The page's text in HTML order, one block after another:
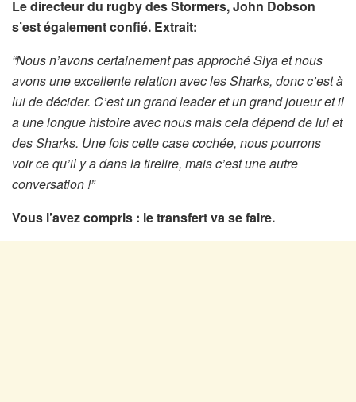
Le directeur du rugby des Stormers, John Dobson
s’est également confié. Extrait:
“Nous n’avons certainement pas approché Siya et nous
avons une excellente relation avec les Sharks, donc c’est à
lui de décider. C’est un grand leader et un grand joueur et il
a une longue histoire avec nous mais cela dépend de lui et
des Sharks. Une fois cette case cochée, nous pourrons
voir ce qu’il y a dans la tirelire, mais c’est une autre
conversation !”
Vous l’avez compris : le transfert va se faire.